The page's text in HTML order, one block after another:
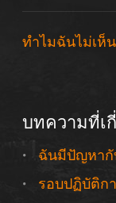
ทำไมฉันไม่เห็
บทความที่เ
ฉันมีปัญหา
รอบปฏิบัติก